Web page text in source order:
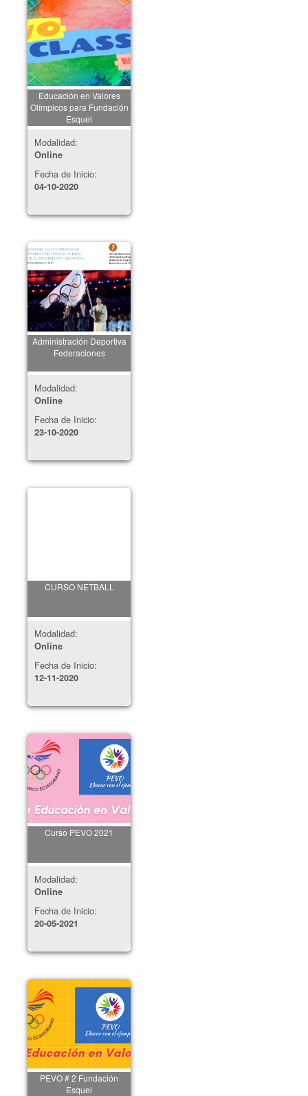
Educación en Valores
Olímpicos para Fundación
Esquel
Modalidad:
Online
Fecha de Inicio:
04-10-2020
Administración Deportiva
Federaciones
Modalidad:
Online
Fecha de Inicio:
23-10-2020
CURSO NETBALL
Modalidad:
Online
Fecha de Inicio:
12-11-2020
Curso PEVO 2021
Modalidad:
Online
Fecha de Inicio:
20-05-2021
PEVO # 2 Fundación
Esquel